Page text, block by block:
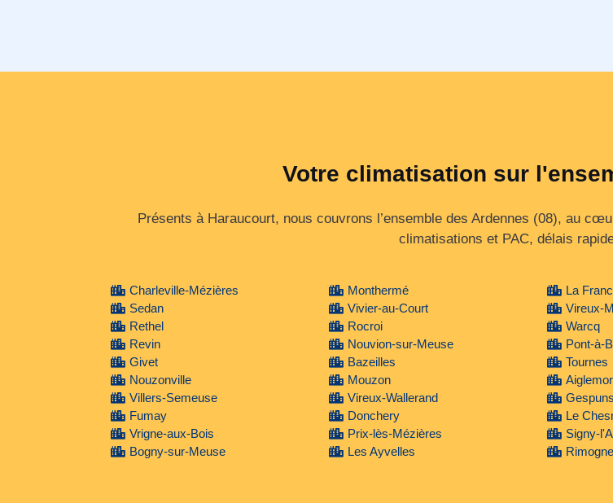
Votre climatisation sur
Présents à Haraucourt, nous couvrons l’ensemble des Ardennes (08), au
climatisations et PAC, délais
Charleville-Mézières
Sedan
Rethel
Revin
Givet
Nouzonville
Villers-Semeuse
Fumay
Vrigne-aux-Bois
Bogny-sur-Meuse
Monthermé
Vivier-au-Court
Rocroi
Nouvion-sur-Meuse
Bazeilles
Mouzon
Vireux-Wallerand
Donchery
Prix-lès-Mézières
Les Ayvelles
La
Vireux-
Warcq
Pont-à-
Tournes
Le
Signy-
Rimogne